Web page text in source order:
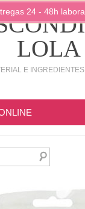
LOLA
E
24 - 48h